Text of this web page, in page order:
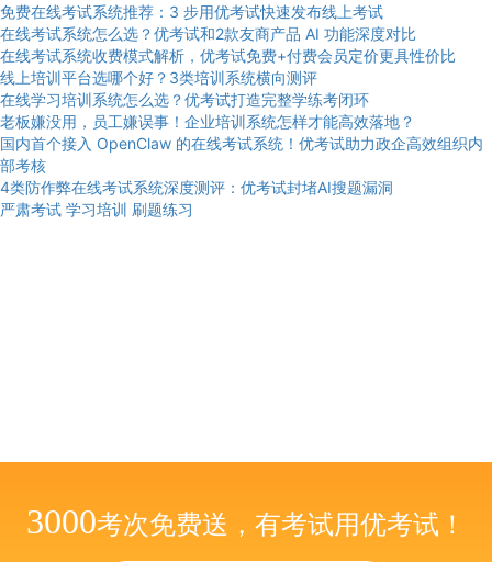
免费在线考试系统推荐：3 步用优考试快速发布线上考试
在线考试系统怎么选？优考试和2款友商产品 AI 功能深度对比
在线考试系统收费模式解析，优考试免费+付费会员定价更具性价比
线上培训平台选哪个好？3类培训系统横向测评
在线学习培训系统怎么选？优考试打造完整学练考闭环
老板嫌没用，员工嫌误事！企业培训系统怎样才能高效落地？
国内首个接入 OpenClaw 的在线考试系统！优考试助力政企高效组织内
部考核
4类防作弊在线考试系统深度测评：优考试封堵AI搜题漏洞
严肃考试 学习培训 刷题练习
3000考次免费送，有考试用优考试！